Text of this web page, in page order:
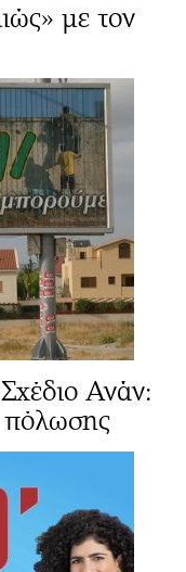
με τον
Ανάν:
πόλωσης